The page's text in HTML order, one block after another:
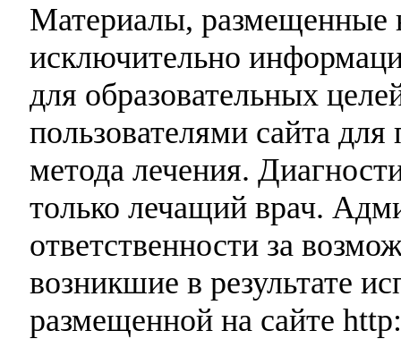
Материалы, размещенные
исключительно
для образовательных
пользователями сайта
метода лечения.
только лечащий врач.
ответственности за
возникшие в результате
размещенной на сайте